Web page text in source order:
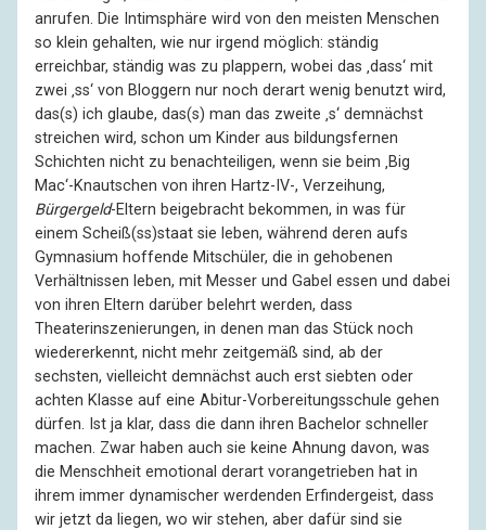
anrufen. Die Intimsphäre wird von den meisten Menschen
so klein gehalten, wie nur irgend möglich: ständig
erreichbar, ständig was zu plappern, wobei das ‚dass‘ mit
zwei ‚ss‘ von Bloggern nur noch derart wenig benutzt wird,
das(s) ich glaube, das(s) man das zweite ‚s‘ demnächst
streichen wird, schon um Kinder aus bildungsfernen
Schichten nicht zu benachteiligen, wenn sie beim ‚Big
Mac‘-Knautschen von ihren Hartz-IV-, Verzeihung,
Bürgergeld-Eltern beigebracht bekommen, in was für
einem Scheiß(ss)staat sie leben, während deren aufs
Gymnasium hoffende Mitschüler, die in gehobenen
Verhältnissen leben, mit Messer und Gabel essen und dabei
von ihren Eltern darüber belehrt werden, dass
Theaterinszenierungen, in denen man das Stück noch
wiedererkennt, nicht mehr zeitgemäß sind, ab der
sechsten, vielleicht demnächst auch erst siebten oder
achten Klasse auf eine Abitur-Vorbereitungsschule gehen
dürfen. Ist ja klar, dass die dann ihren Bachelor schneller
machen. Zwar haben auch sie keine Ahnung davon, was
die Menschheit emotional derart vorangetrieben hat in
ihrem immer dynamischer werdenden Erfindergeist, dass
wir jetzt da liegen, wo wir stehen, aber dafür sind sie